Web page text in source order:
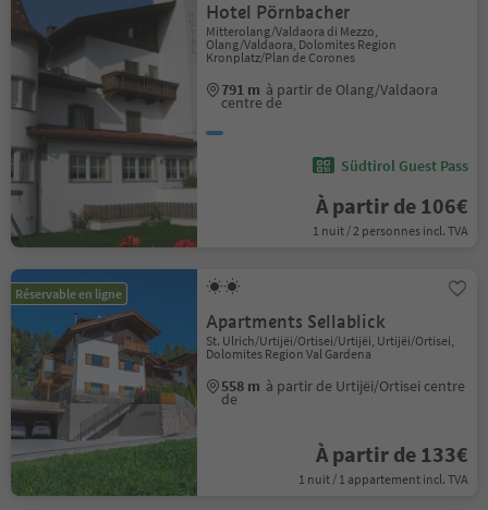
Hotel Pörnbacher
Mitterolang/Valdaora di Mezzo,
Olang/Valdaora, Dolomites Region
Kronplatz/Plan de Corones
791 m à partir de Olang/Valdaora
centre de
Südtirol Guest Pass
À partir de 106€
1 nuit / 2 personnes incl. TVA
Réservable en ligne
Apartments Sellablick
St. Ulrich/Urtijëi/Ortisei/Urtijëi, Urtijëi/Ortisei,
Dolomites Region Val Gardena
558 m à partir de Urtijëi/Ortisei centre
de
À partir de 133€
1 nuit / 1 appartement incl. TVA